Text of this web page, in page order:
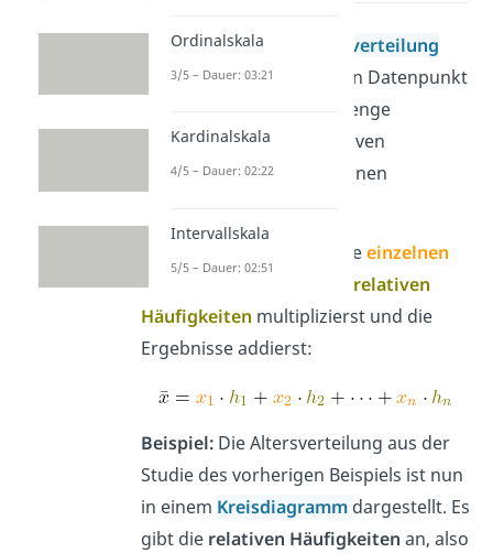
Einerelative Häufigkeitsverteilung
gibt an, welchen
ein Datenpunkt
in der gesamten Datenmenge
ausmacht. Auch aus relativen
Häufigkeiten kannst du einen
Er ergibt sich, wenn du dieeinzelnen
Werte
relativen
Häufigkeiten multiplizierst und die
Ergebnisse addierst:
Beispiel:Die Altersverteilung aus der
Studie des vorherigen Beispiels ist nun
in einem Kreisdiagramm dargestellt. Es
gibt die relativen Häufigkeiten an, also
Ordinalskala
3/5 – Dauer: 03:21
Kardinalskala
4/5 – Dauer: 02:22
Intervallskala
5/5 – Dauer: 02:51